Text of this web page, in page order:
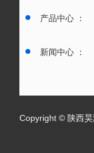
产品中心 ：
新闻中心 ：
Copyright © 陕西